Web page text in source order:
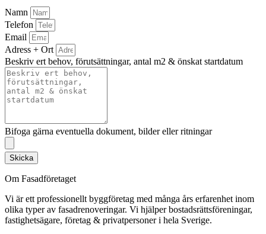
Namn
Telefon
Email
Adress + Ort
Beskriv ert behov, förutsättningar, antal m2 & önskat startdatum
Bifoga gärna eventuella dokument, bilder eller ritningar
Skicka
Om Fasadföretaget
Vi är ett professionellt byggföretag med många års erfarenhet inom
olika typer av fasadrenoveringar. Vi hjälper bostadsrättsföreningar,
fastighetsägare, företag & privatpersoner i hela Sverige.